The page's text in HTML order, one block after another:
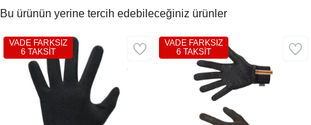
Bu ürünün yerine tercih edebileceğiniz ürünler
VADE FARKSIZ
6 TAKSİT
VADE FARKSIZ
6 TAKSİT